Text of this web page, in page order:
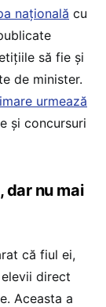
națională cu
să fie și
de minister.
urmează
și concursuri
dar nu mai
că fiul ei,
direct
Aceasta a